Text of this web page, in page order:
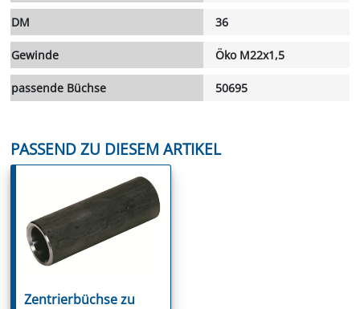
DM 36
Gewinde Öko M22x1,5
passende Büchse 50695
PASSEND ZU DIESEM ARTIKEL
Zentrierbüchse zu